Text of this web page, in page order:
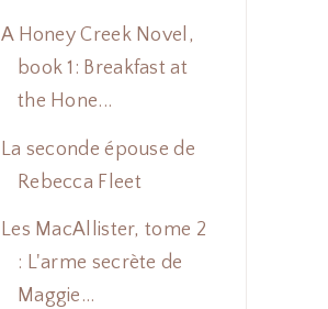
A Honey Creek Novel,
book 1: Breakfast at
the Hone...
La seconde épouse de
Rebecca Fleet
Les MacAllister, tome 2
: L'arme secrète de
Maggie...